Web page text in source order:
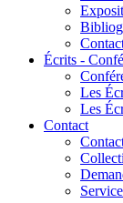
Écrits -
Les
Les
Contact